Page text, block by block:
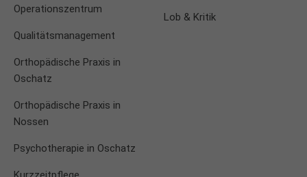
Operationszentrum
Qualitätsmanagement
Orthopädische Praxis in
Oschatz
Orthopädische Praxis in
Nossen
Psychotherapie in Oschatz
Lob & Kritik